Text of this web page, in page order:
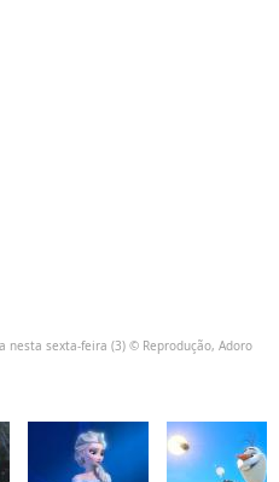
nesta sexta-feira (3) © Reprodução, Adoro